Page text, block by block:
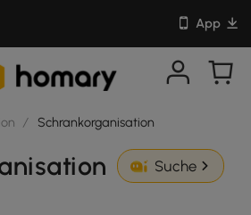
App
/ Schrankorganisation
Suche